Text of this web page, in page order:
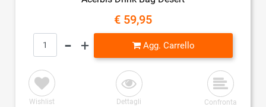
€ 59,95
Quantità
Agg. Carrello
Wishlist Dettagli Confronta